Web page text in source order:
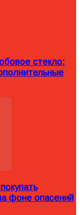
стекло:
фоне опасений